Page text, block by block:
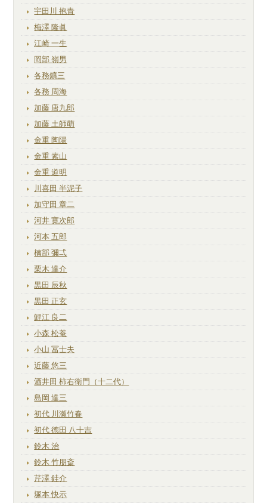
宇田川 抱青
梅澤 隆眞
江崎 一生
岡部 嶺男
各務鑛三
各務 周海
加藤 唐九郎
加藤 土師萌
金重 陶陽
金重 素山
金重 道明
川喜田 半泥子
加守田 章二
河井 寛次郎
河本 五郎
楠部 彌弌
栗木 達介
黒田 辰秋
黒田 正玄
鯉江 良二
小森 松菴
小山 冨士夫
近藤 悠三
酒井田 柿右衛門（十二代）
島岡 達三
初代 川瀬竹春
初代 徳田 八十吉
鈴木 治
鈴木 竹朋斎
芹澤 銈介
塚本 快示